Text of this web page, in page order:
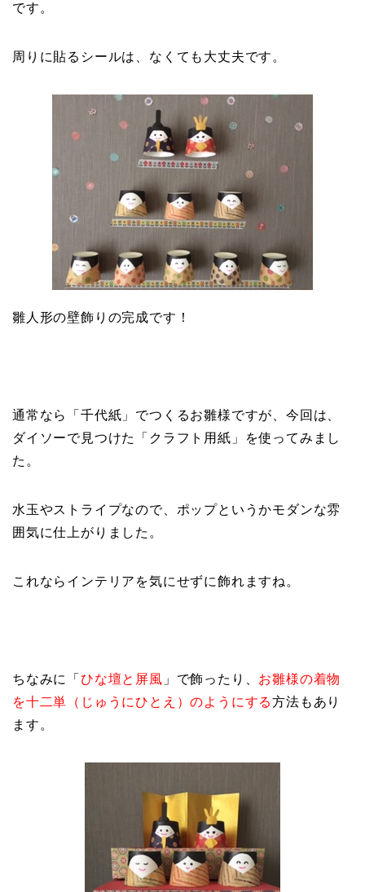
です。
周りに貼るシールは、なくても大丈夫です。
雛人形の壁飾りの完成です！
通常なら「千代紙」でつくるお雛様ですが、今回は、
ダイソーで見つけた「クラフト用紙」を使ってみまし
た。
水玉やストライプなので、ポップというかモダンな雰
囲気に仕上がりました。
これならインテリアを気にせずに飾れますね。
ちなみに「 ひな壇と屏風 」で飾ったり、 お雛様の着物
を十二単（じゅうにひとえ）のようにする方法もあり
ます。